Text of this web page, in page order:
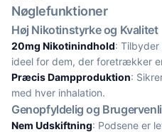
Nøglefunktioner
Høj Nikotinstyrke og Kvalitet
20mg Nikotinindhold: Tilbyder
ideel for dem, der foretrækker
Præcis Dampproduktion:
med hver inhalation.
Genopfyldelig og
Nem Udskiftning: Podsene er